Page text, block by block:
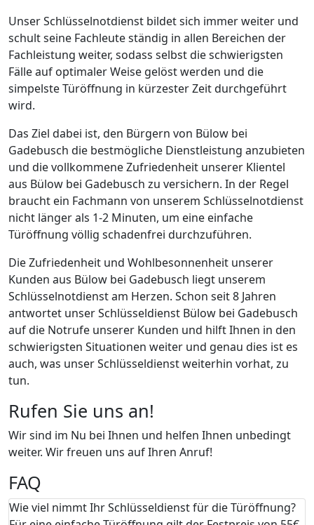
Unser Schlüsselnotdienst bildet sich immer weiter und
schult seine Fachleute ständig in allen Bereichen der
Fachleistung weiter, sodass selbst die schwierigsten
Fälle auf optimaler Weise gelöst werden und die
simpelste Türöffnung in kürzester Zeit durchgeführt
wird.
Das Ziel dabei ist, den Bürgern von Bülow bei
Gadebusch die bestmögliche Dienstleistung anzubieten
und die vollkommene Zufriedenheit unserer Klientel
aus Bülow bei Gadebusch zu versichern. In der Regel
braucht ein Fachmann von unserem Schlüsselnotdienst
nicht länger als 1-2 Minuten, um eine einfache
Türöffnung völlig schadenfrei durchzuführen.
Die Zufriedenheit und Wohlbesonnenheit unserer
Kunden aus Bülow bei Gadebusch liegt unserem
Schlüsselnotdienst am Herzen. Schon seit 8 Jahren
antwortet unser Schlüsseldienst Bülow bei Gadebusch
auf die Notrufe unserer Kunden und hilft Ihnen in den
schwierigsten Situationen weiter und genau dies ist es
auch, was unser Schlüsseldienst weiterhin vorhat, zu
tun.
Rufen Sie uns an!
Wir sind im Nu bei Ihnen und helfen Ihnen unbedingt
weiter. Wir freuen uns auf Ihren Anruf!
FAQ
Wie viel nimmt Ihr Schlüsseldienst für die Türöffnung?